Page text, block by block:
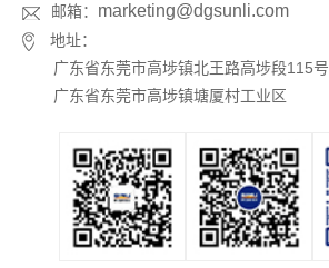
邮箱： marketing@dgsunli.com
地址：
广东省东莞市高埗镇北王路高埗段115号
广东省东莞市高埗镇塘厦村工业区